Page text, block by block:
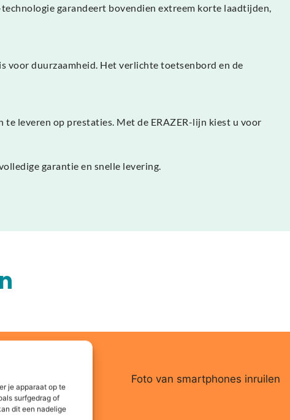
je apparaat op te
surfgedrag of
dit een nadelige
garandeert bovendien extreem korte laadtijden,
voor duurzaamheid. Het verlichte toetsenbord en de
leveren op prestaties. Met de ERAZER-lijn kiest u voor
garantie en snelle levering.